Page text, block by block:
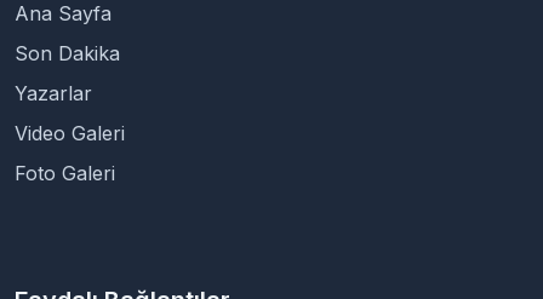
Ana Sayfa
Son Dakika
Yazarlar
Video Galeri
Foto Galeri